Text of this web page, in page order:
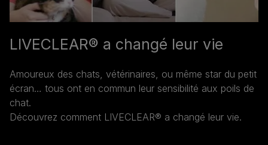
LIVECLEAR® a changé leur vie
Amoureux des chats, vétérinaires, ou même star du petit
écran… tous ont en commun leur sensibilité aux poils de
chat.
Découvrez comment LIVECLEAR® a changé leur vie.